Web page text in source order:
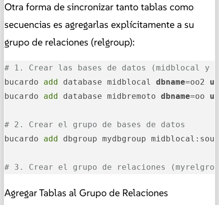
Otra forma de sincronizar tanto tablas como
secuencias es agregarlas explícitamente a su
grupo de relaciones (relgroup):
# 1. Crear las bases de datos (midblocal y
bucardo add database midblocal dbname=oo2
bucardo add database midbremoto dbname=oo
# 2. Crear el grupo de bases de datos
bucardo add dbgroup mydbgroup
# 3. Crear el grupo de relaciones
Agregar Tablas al Grupo de Relaciones